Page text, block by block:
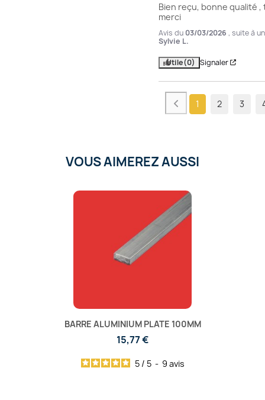
Bien reçu, bonne qualité
merci
Avis du 03/03/2026 , suite à
Sylvie L.
Utile(0) Signaler
1 2 3
VOUS AIMEREZ AUSSI
BARRE ALUMINIUM PLATE 100MM
15,77 €
5 / 5 - 9 avis